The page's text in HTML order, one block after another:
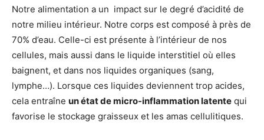
Notre alimentation a un impact sur le degré d’acidité de
notre milieu intérieur. Notre corps est composé à près de
70% d’eau. Celle-ci est présente à l’intérieur de nos
cellules, mais aussi dans le liquide interstitiel où elles
baignent, et dans nos liquides organiques (sang,
lymphe…). Lorsque ces liquides deviennent trop acides,
cela entraîne un état de micro-inflammation latente qui
favorise le stockage graisseux et les amas cellulitiques.